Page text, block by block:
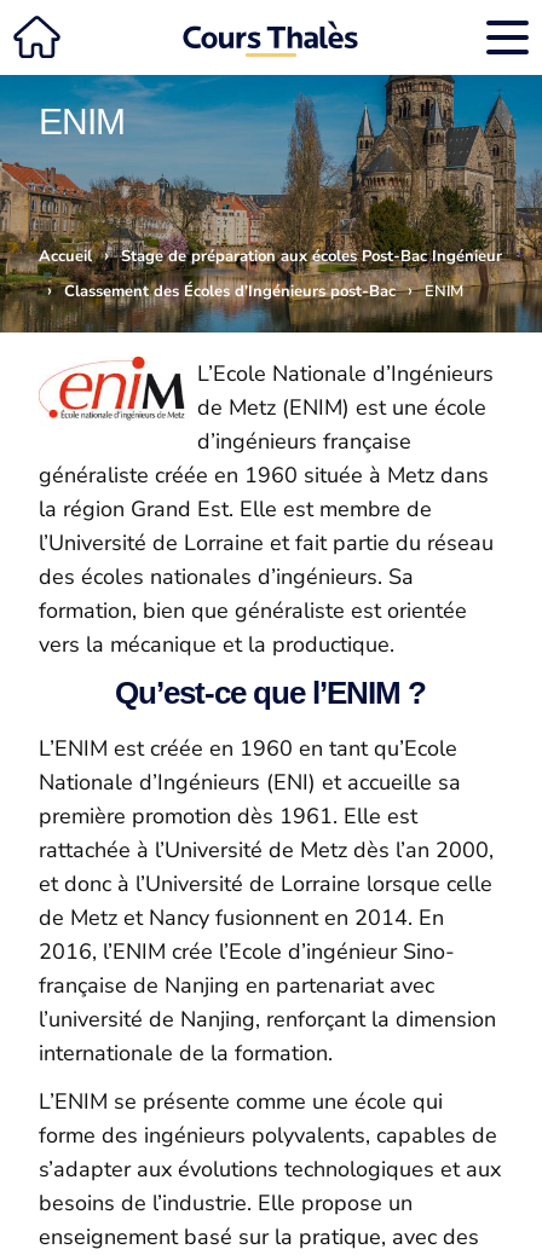
ENIM
Accueil › Stage de préparation aux écoles Post-Bac Ingénieur
› Classement des Écoles d’Ingénieurs post-Bac › ENIM
L’Ecole Nationale d’Ingénieurs
de Metz (ENIM) est une école
d’ingénieurs française
généralistecréée en 1960 située à Metz dans
la région Grand Est. Elle est membre de
l’Université de Lorraine et fait partie du réseau
des écoles nationales d’ingénieurs. Sa
formation, bien que généraliste est orientée
vers la mécanique et la productique.
Qu’est-ce que l’ENIM ?
L’ENIM est créée en 1960 en tant qu’Ecole
Nationale d’Ingénieurs (ENI) et accueille sa
première promotiondès 1961. Elle est
rattachée à l’Université de Metz dès l’an 2000,
et donc à l’Université de Lorraine lorsque celle
de Metz et Nancy fusionnent en 2014. En
2016, l’ENIM crée l’Ecole d’ingénieur Sino-
française de Nanjing en partenariat avec
l’université de Nanjing, renforçant la dimension
internationale de la formation.
L’ENIM se présente comme une école qui
forme des ingénieurs polyvalents, capables de
s’adapter aux évolutions technologiques et aux
besoins de l’industrie. Elle propose un
enseignement basé sur la pratique, avec des